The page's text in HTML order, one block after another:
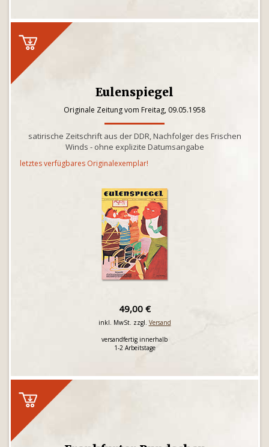
Eulenspiegel
Originale Zeitung vom Freitag, 09.05.1958
satirische Zeitschrift aus der DDR, Nachfolger des Frischen
Winds - ohne explizite Datumsangabe
letztes verfügbares Originalexemplar!
49,00 €
inkl. MwSt. zzgl. Versand
versandfertig innerhalb
1-2 Arbeitstage